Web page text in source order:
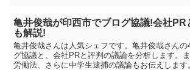
亀井俊哉が印西市でブログ協議!会社PR
も解説!
亀井俊哉さんは人気シェフです。亀井俊哉さんの
グ協議と、会社PRと評判の議論を分析します。
労働法、さらに中学生逮捕の議論もお伝えします